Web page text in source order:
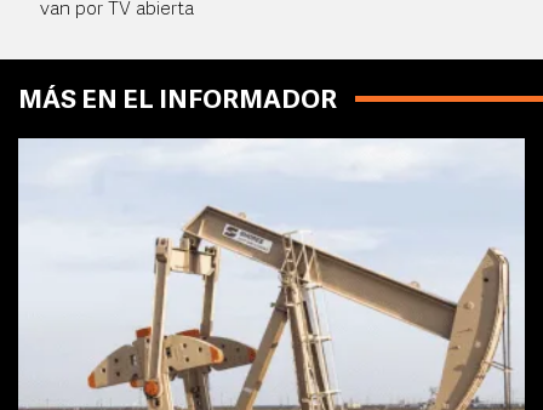
van por TV abierta
MÁS EN EL INFORMADOR